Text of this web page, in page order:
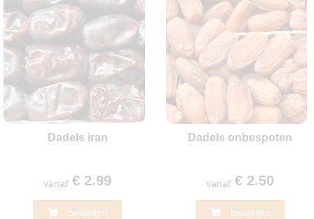
Dadels iran
vanaf € 2.99
bestellen
Dadels onbespoten
vanaf€ 2.50
bestellen